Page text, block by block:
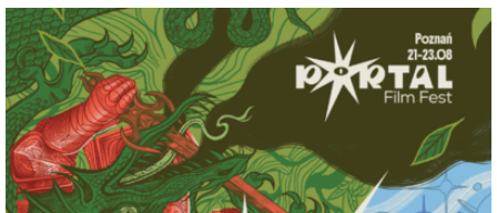
kryminalne sprawy Michela wpłyną na ich relację?
Zrywając z konwencjami i proponując własną,
dynamiczną estetykę, Do utraty tchu utorowało drogę
wszystkim późniejszym „nowym falom” oraz połączyło
miłość do amerykańskiej kultury z paryską kinofilią i
duchem młodości. Ponad 60 lat po premierze, Do utraty
tchu pozostaje klasykiem gwałtownym, ekscytującym i
wciąż atrakcyjnym.
Wersja odrestaurowana 4K w dystrybucji Past Perfect.